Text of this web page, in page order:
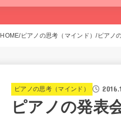
HOME ピアノの思考（マインド） ピアノ
ピアノの思考（マインド）
ピアノの発表